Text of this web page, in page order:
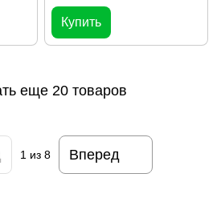
Купить
еще 20 товаров
1 из 8 Вперед